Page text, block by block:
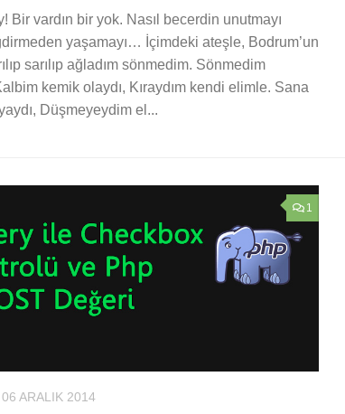
Bir vardın bir yok. Nasıl becerdin unutmayı
yaşamayı… İçimdeki ateşle, Bodrum’un
sarılıp ağladım sönmedim. Sönmedim
kemik olaydı, Kıraydım kendi elimle. Sana
Düşmeyeydim el...
1
06 ARALIK 2014